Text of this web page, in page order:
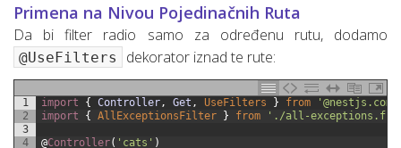
Primena na Nivou Pojedinačnih Ruta
Da bi filter radio samo za određenu rutu, dodamo
@UseFilters dekorator iznad te rute:
1
2
3
4
import { Controller, Get , UseFilters } from
import
{ AllExceptionsFilter } from './all-
@Controller( 'cats' )